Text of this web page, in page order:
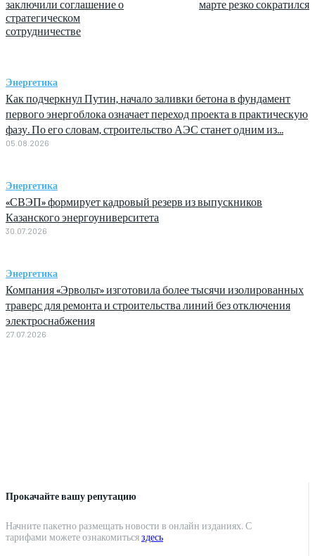
Прокачайте вашу репутацию
Начните пакетно размещать новости в онлайн изданиях. С
тарифами можете ознакомитьсяздесь
заключили соглашение о
стратегическом
сотрудничестве
марте резко сократился
Энергетика
Как подчеркнул Путин, начало заливки бетона в фундамент
первого энергоблока означает переход проекта в практическую
фазу. По его словам, строительство АЭС станет одним из...
05.08.2026
Энергетика
«СВЭП» формирует кадровый резерв из выпускников
Казанского энергоуниверситета
30.07.2026
Энергетика
Компания «Эрвольт» изготовила более тысячи изолированных
траверс для ремонта и строительства линий без отключения
электроснабжения
27.07.2026